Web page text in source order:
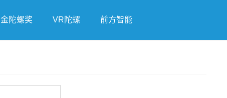
金陀螺奖 VR陀螺 前方智能